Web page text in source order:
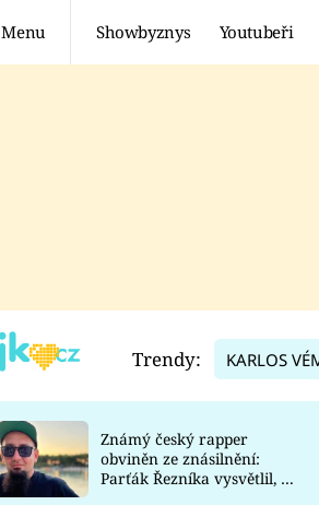
Menu Showbyznys Youtubeři
TADEÁŠ KUBĚNKA
DATEL
Trendy: KARLOS
Známý český rapper
obviněn ze znásilnění:
Parťák Řezníka vysvětlil, co